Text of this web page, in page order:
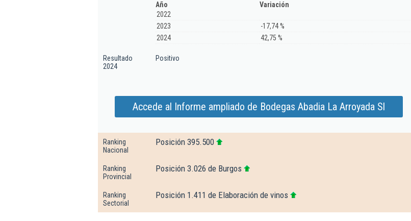
Año
Variación
2022
2023
-17,74 %
2024
42,75 %
Resultado
2024
Positivo
Accede al Informe ampliado de Bodegas Abadia La Arroyada Sl
Ranking
Nacional
Posición 395.500
Ranking
Provincial
Posición 3.026 de Burgos
Ranking
Sectorial
Posición 1.411 de Elaboración de vinos